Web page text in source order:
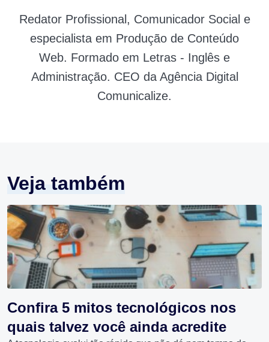
Redator Profissional, Comunicador Social e
especialista em Produção de Conteúdo
Web. Formado em Letras - Inglês e
Administração. CEO da Agência Digital
Comunicalize.
Veja também
Confira 5 mitos tecnológicos nos
quais talvez você ainda acredite